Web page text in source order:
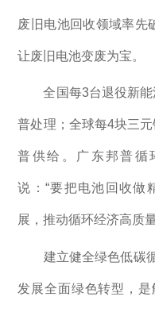
废旧电池回收领域率先
让废旧电池变废为宝。
全国每3台退役新能
普处理；全球每4块三
普供给。广东邦普循
说：“要把电池回收做
展，推动循环经济高质
建立健全绿色低碳循
发展全面绿色转型，